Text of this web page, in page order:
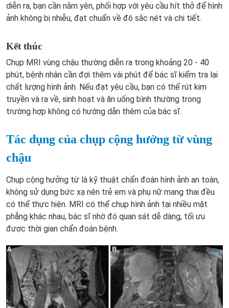
diễn ra, bạn cần nằm yên, phối hợp với yêu cầu hít thở để hình
ảnh không bị nhiễu, đạt chuẩn về độ sắc nét và chi tiết.
Kết thúc
Chụp MRI vùng chậu thường diễn ra trong khoảng 20 - 40
phút, bệnh nhân cần đợi thêm vài phút để bác sĩ kiểm tra lại
chất lượng hình ảnh. Nếu đạt yêu cầu, bạn có thể rút kim
truyền và ra về, sinh hoạt và ăn uống bình thường trong
trường hợp không có hướng dẫn thêm của bác sĩ.
Tác dụng của chụp cộng hưởng từ vùng
chậu
Chụp cộng hưởng từ là kỹ thuật chẩn đoán hình ảnh an toàn,
không sử dụng bức xạ nên trẻ em và phụ nữ mang thai đều
có thể thực hiện. MRI có thể chụp hình ảnh tại nhiều mặt
phẳng khác nhau, bác sĩ nhờ đó quan sát dễ dàng, tối ưu
được thời gian chẩn đoán bệnh.